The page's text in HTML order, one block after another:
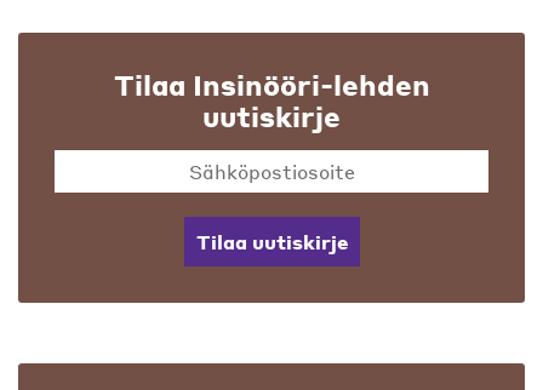
Tilaa Insinööri-lehden
uutiskirje
Tilaa uutiskirje